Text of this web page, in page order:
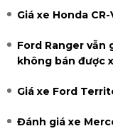
Giá xe Honda
Ford Ranger vẫn
không bán được
Giá xe Ford
Đánh giá xe